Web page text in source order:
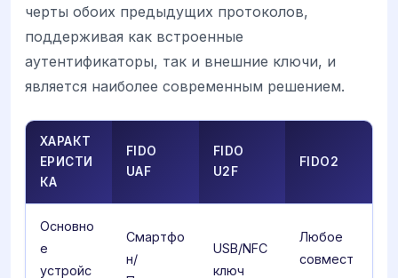
черты обоих предыдущих протоколов,
поддерживая как встроенные
аутентификаторы, так и внешние ключи, и
является наиболее современным решением.
ХАРАКТ
ЕРИСТИ
КА
FIDO
UAF
FIDO
U2F
FIDO2
Основно
е
устройс
Смартфо
н/
USB/NFC
ключ
Любое
совмест